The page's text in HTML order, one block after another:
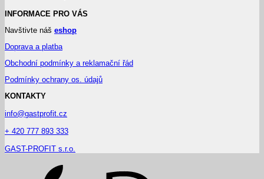
INFORMACE PRO VÁS
Navštivte náš eshop
Doprava a platba
Obchodní podmínky a reklamační řád
Podmínky ochrany os. údajů
KONTAKTY
info@gastprofit.cz
+ 420 777 893 333
GAST-PROFIT s.r.o.